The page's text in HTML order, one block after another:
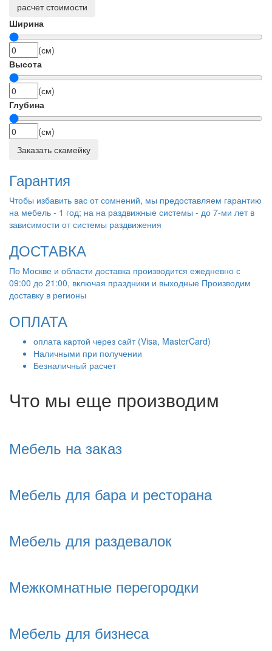
расчет стоимости
Ширина
(см)
Высота
(см)
Глубина
(см)
Заказать скамейку
Гарантия
Чтобы избавить вас от сомнений, мы предоставляем гарантию
на мебель - 1 год; на на раздвижные системы - до 7-ми лет в
зависимости от системы раздвижения
ДОСТАВКА
По Москве и области доставка производится ежедневно с
09:00 до 21:00, включая праздники и выходные Производим
доставку в регионы
ОПЛАТА
оплата картой через сайт (Visa, MasterCard)
Наличными при получении
Безналичный расчет
Что мы еще производим
Мебель на заказ
Мебель для бара и ресторана
Мебель для раздевалок
Межкомнатные перегородки
Мебель для бизнеса